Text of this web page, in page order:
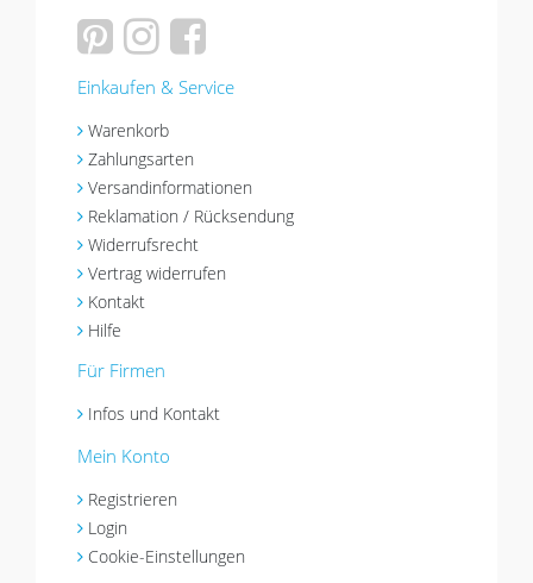
Einkaufen & Service
Warenkorb
Zahlungsarten
Versandinformationen
Reklamation / Rücksendung
Widerrufsrecht
Vertrag widerrufen
Kontakt
Hilfe
Für Firmen
Infos und Kontakt
Mein Konto
Registrieren
Login
Cookie-Einstellungen